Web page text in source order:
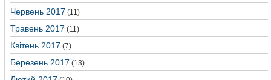
Червень 2017 (11)
Травень 2017 (11)
Квітень 2017 (7)
Березень 2017 (13)